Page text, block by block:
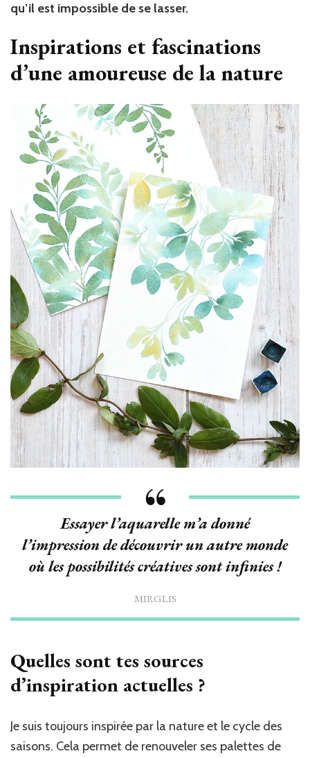
qu’il est impossible de se lasser.
Inspirations et fascinations
d’une amoureuse de la nature
Essayer l’aquarelle m’a donné
l’impression de découvrir un autre monde
où les possibilités créatives sont infinies !
MIRGLIS
Quelles sont tes sources
d’inspiration actuelles ?
Je suis toujours inspirée par la nature et le cycle des
saisons. Cela permet de renouveler ses palettes de